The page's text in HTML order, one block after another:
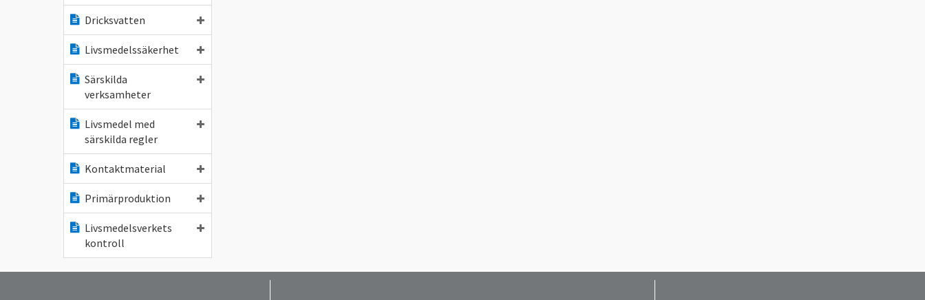
Dricksvatten
Livsmedelssäkerhet
Särskilda
verksamheter
Livsmedel med
särskilda regler
Kontaktmaterial
Primärproduktion
Livsmedelsverkets
kontroll